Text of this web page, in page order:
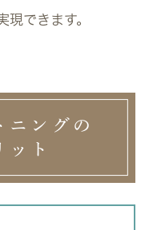
現できます。
ニングの
ット